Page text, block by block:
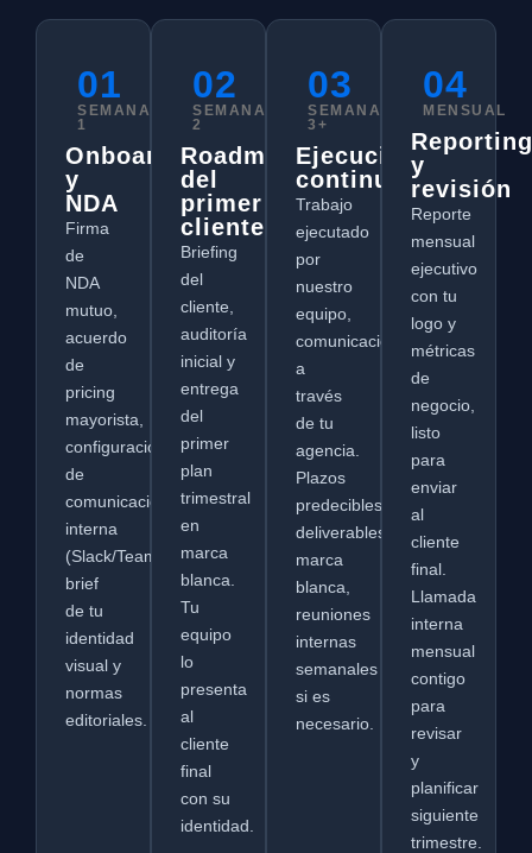
01
SEMANA
1
Onboarding
y
NDA
Firma
de
NDA
mutuo,
acuerdo
de
pricing
mayorista,
configuración
de
comunicación
interna
(Slack/Teams),
brief
de tu
identidad
visual y
normas
editoriales.
02
SEMANA
2
Roadmap
del
primer
cliente
Briefing
del
cliente,
auditoría
inicial y
entrega
del
primer
plan
trimestral
en
marca
blanca.
Tu
equipo
lo
presenta
al
cliente
final
con su
identidad.
03
SEMANA
3+
Ejecución
continua
Trabajo
ejecutado
por
nuestro
equipo,
comunicación
a
través
de tu
agencia.
Plazos
predecibles,
deliverables
marca
blanca,
reuniones
internas
semanales
si es
necesario.
04
MENSUAL
Reporting
y
revisión
Reporte
mensual
ejecutivo
con tu
logo y
métricas
de
negocio,
listo
para
enviar
al
cliente
final.
Llamada
interna
mensual
contigo
para
revisar
y
planificar
siguiente
trimestre.